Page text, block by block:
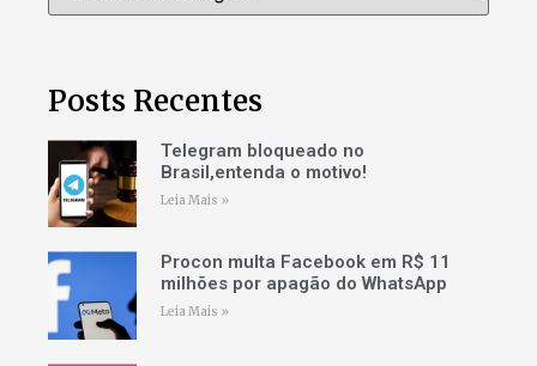
Posts Recentes
Telegram bloqueado no
Brasil,entenda o motivo!
Leia Mais »
Procon multa Facebook em R$ 11
milhões por apagão do WhatsApp
Leia Mais »